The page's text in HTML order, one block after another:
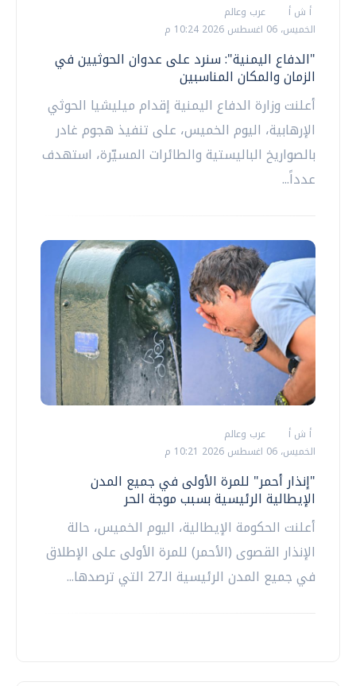
أ ش أ
عرب وعالم
الخميس، 06 اغسطس 2026 10:24 م
"الدفاع اليمنية": سنرد على عدوان الحوثيين في
الزمان والمكان المناسبين
أعلنت وزارة الدفاع اليمنية إقدام ميليشيا الحوثي
الإرهابية، اليوم الخميس، على تنفيذ هجوم غادر
بالصواريخ الباليستية والطائرات المسيّرة، استهدف
عدداً...
أ ش أ
عرب وعالم
الخميس، 06 اغسطس 2026 10:21 م
"إنذار أحمر" للمرة الأولى في جميع المدن
الإيطالية الرئيسية بسبب موجة الحر
أعلنت الحكومة الإيطالية، اليوم الخميس، حالة
الإنذار القصوى (الأحمر) للمرة الأولى على الإطلاق
في جميع المدن الرئيسية الـ27 التي ترصدها...